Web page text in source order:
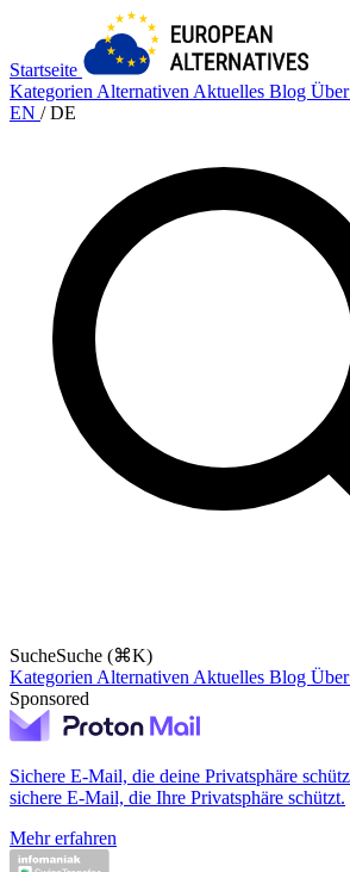
Startseite
Kategorien Alternativen Aktuelles Blog
EN / DE
SucheSuche (⌘K)
Kategorien Alternativen Aktuelles Blog
Sponsored
Sichere E-Mail, die deine Privatsphäre
sichere E-Mail, die Ihre Privatsphäre schützt.
Mehr erfahren